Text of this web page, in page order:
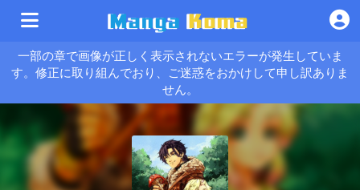
一部の章で画像が正しく表示されないエラーが発生していま
す。修正に取り組んでおり、ご迷惑をおかけして申し訳ありま
せん。